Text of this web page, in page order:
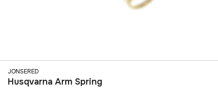
JONSERED
Husqvarna Arm Spring